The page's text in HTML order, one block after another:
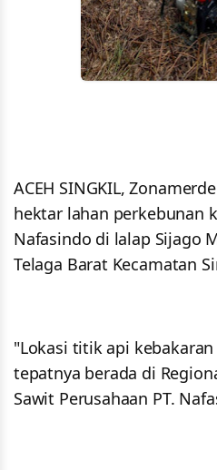
ACEH SINGKIL,
hektar lahan perkebunan
Nafasindo di lalap Sijago
Telaga Barat Kecamatan
"Lokasi titik api
tepatnya berada di
Sawit Perusahaan PT.